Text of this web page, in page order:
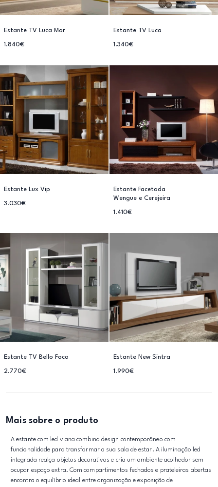
Estante TV Luca Mor
1.840€
Estante TV Luca
1.340€
Estante Lux Vip
3.030€
Estante Facetada
Wengue e Cerejeira
1.410€
Estante TV Bello Foco
2.770€
Estante New Sintra
1.990€
Mais sobre o produto
A estante com led viana combina design contemporâneo com
funcionalidade para transformar a sua sala de estar. A iluminação led
integrada realça objetos decorativos e cria um ambiente acolhedor sem
ocupar espaço extra. Com compartimentos fechados e prateleiras abertas
encontra o equilíbrio ideal entre organização e exposição de